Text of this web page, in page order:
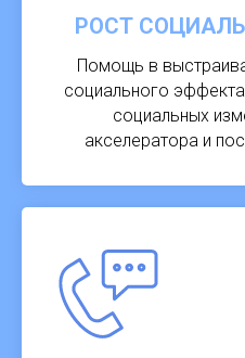
РОСТ
Помощь в
социального
социальных
акселератора и